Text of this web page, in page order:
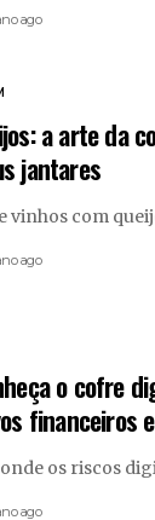
ago
a arte da
jantares
vinhos com
ago
o cofre
financeiros
os riscos
ago